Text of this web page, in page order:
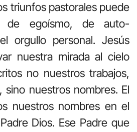
triunfos pastorales puede
de egoísmo, de auto-
orgullo personal. Jesús
nuestra mirada al cielo
no nuestros trabajos,
sino nuestros nombres. El
nuestros nombres en el
Dios. Ese Padre que